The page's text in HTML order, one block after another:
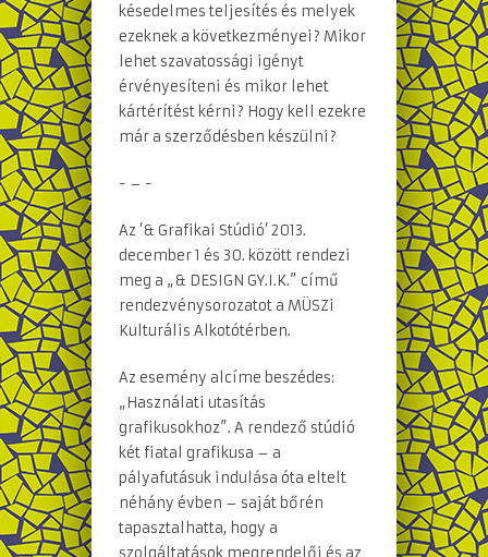
késedelmes teljesítés és melyek
ezeknek a következményei? Mikor
lehet szavatossági igényt
érvényesíteni és mikor lehet
kártérítést kérni? Hogy kell ezekre
már a szerződésben készülni?
- – -
Az ’& Grafikai Stúdió’ 2013.
december 1 és 30. között rendezi
meg a „& DESIGN GY.I.K.” című
rendezvénysorozatot a MÜSZi
Kulturális Alkotótérben.
Az esemény alcíme beszédes:
„Használati utasítás
grafikusokhoz”. A rendező stúdió
két fiatal grafikusa – a
pályafutásuk indulása óta eltelt
néhány évben – saját bőrén
tapasztalhatta, hogy a
szolgáltatások megrendelői és az